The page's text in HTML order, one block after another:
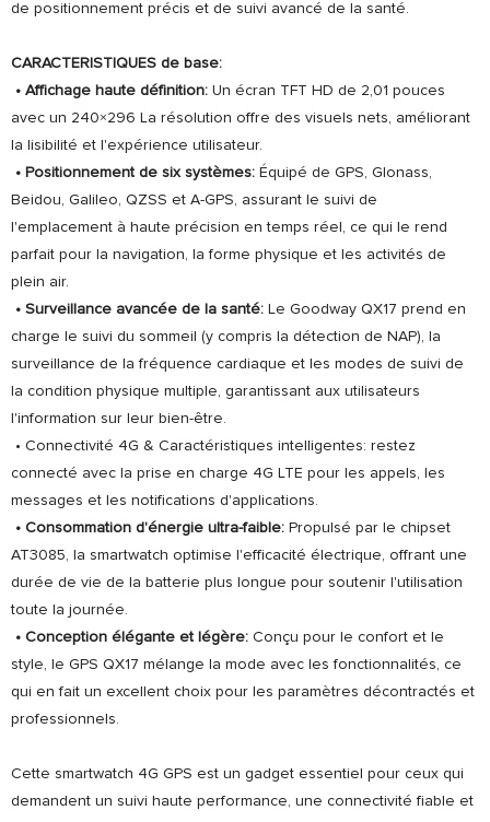
de positionnement précis et de suivi avancé de la santé.
CARACTERISTIQUES de base:
• Affichage haute définition: Un écran TFT HD de 2,01 pouces
avec un 240×296 La résolution offre des visuels nets, améliorant
la lisibilité et l'expérience utilisateur.
• Positionnement de six systèmes: Équipé de GPS, Glonass,
Beidou, Galileo, QZSS et A-GPS, assurant le suivi de
l'emplacement à haute précision en temps réel, ce qui le rend
parfait pour la navigation, la forme physique et les activités de
plein air.
• Surveillance avancée de la santé: Le Goodway QX17 prend en
charge le suivi du sommeil (y compris la détection de NAP), la
surveillance de la fréquence cardiaque et les modes de suivi de
la condition physique multiple, garantissant aux utilisateurs
l'information sur leur bien-être.
• Connectivité 4G & Caractéristiques intelligentes: restez
connecté avec la prise en charge 4G LTE pour les appels, les
messages et les notifications d'applications.
• Consommation d'énergie ultra-faible: Propulsé par le chipset
AT3085, la smartwatch optimise l'efficacité électrique, offrant une
durée de vie de la batterie plus longue pour soutenir l'utilisation
toute la journée.
• Conception élégante et légère: Conçu pour le confort et le
style, le GPS QX17 mélange la mode avec les fonctionnalités, ce
qui en fait un excellent choix pour les paramètres décontractés et
professionnels.
Cette smartwatch 4G GPS est un gadget essentiel pour ceux qui
demandent un suivi haute performance, une connectivité fiable et